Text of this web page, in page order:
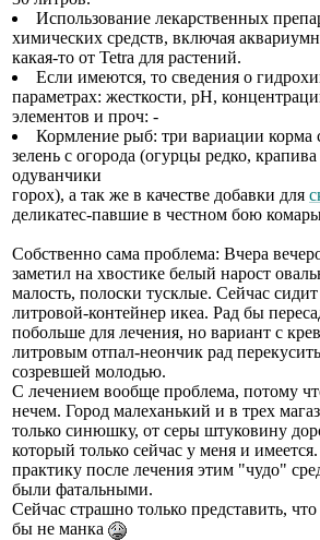
Использование лекарственных
химических средств, включая
какая-то от Tetra для растений.
Если имеются, то сведения о
параметрах: жесткости, рН,
элементов и проч: -
Кормление рыб: три вариации корма
зелень с огорода (огурцы редко, крапива
одуванчики
горох), а так же в качестве добавки для
деликатес-павшие в честном бою
Собственно сама проблема: Вчера
заметил на хвостике белый нарост
малость, полоски тусклые. Сейчас сидит
литровой-контейнер икеа. Рад бы
побольше для лечения, но вариант с
литровым отпал-неончик рад
созревшей молодью.
С лечением вообще проблема, потому
нечем. Город малеханький и в трех
только синюшку, от серы штуковину
который только сейчас у меня и
практику после лечения этим "чудо"
были фатальными.
Сейчас страшно только представить,
бы не манка